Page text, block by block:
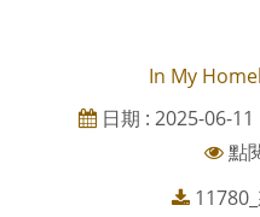
In My
日期 : 2025-06-11
點